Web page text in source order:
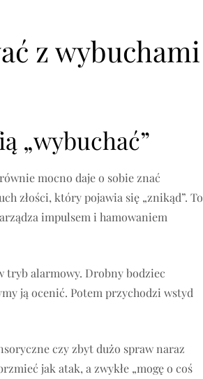
z wybuchami
„wybuchać”
mocno daje o sobie znać
złości, który pojawia się „znikąd”. To
impulsem i hamowaniem
tryb alarmowy. Drobny bodziec
ją ocenić. Potem przychodzi wstyd
czy zbyt dużo spraw naraz
jak atak, a zwykłe „mogę o coś